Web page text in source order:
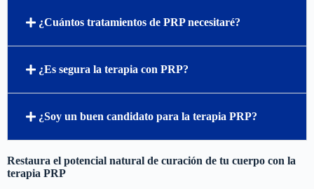
¿Cuántos tratamientos de PRP necesitaré?
¿Es segura la terapia con PRP?
¿Soy un buen candidato para la terapia PRP?
Restaura el potencial natural de curación de tu cuerpo con la
terapia PRP